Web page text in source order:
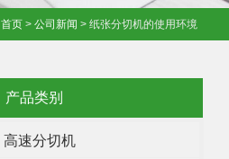
首页 > 公司新闻 > 纸张分切机的使用环境
产品类别
高速分切机